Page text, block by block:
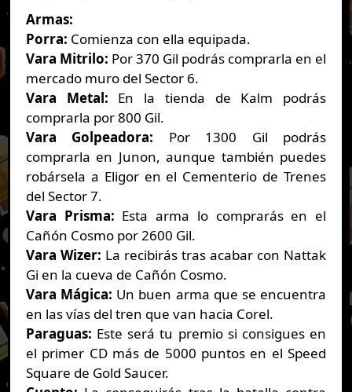
Armas:
Porra: Comienza con ella equipada.
Vara Mitrilo: Por 370 Gil podrás comprarla en el
mercado muro del Sector 6.
Vara Metal: En la tienda de Kalm podrás
comprarla por 800 Gil.
Vara Golpeadora: Por 1300 Gil podrás
comprarla en Junon, aunque también puedes
robársela a Eligor en el Cementerio de Trenes
del Sector 7.
Vara Prisma: Esta arma lo comprarás en el
Cañón Cosmo por 2600 Gil.
Vara Wizer: La recibirás tras acabar con Nattak
Gi en la cueva de Cañón Cosmo.
Vara Mágica: Un buen arma que se encuentra
en las vías del tren que van hacia Corel.
Paraguas: Este será tu premio si consigues en
el primer CD más de 5000 puntos en el Speed
Square de Gold Saucer.